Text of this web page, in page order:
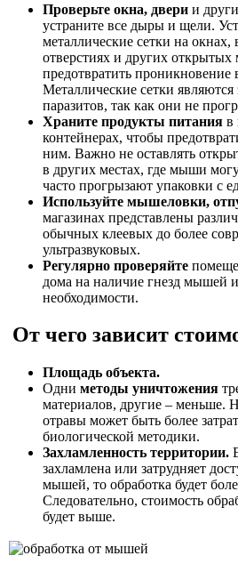
Проверьте окна, двери и
устраните все дыры и щели.
металлические сетки на
отверстиях и других открытых
предотвратить проникновение
Металлические сетки
паразитов, так как они не
Храните продукты питания в
контейнерах, чтобы
ним. Важно не оставлять
в других местах, где мыши
часто прогрызают упаковки с
Используйте мышеловки,
магазинах представлены
обычных клеевых до более
ультразвуковых.
Регулярно проверяйте
дома на наличие гнезд мышей
необходимости.
От чего зависит
Площадь объекта.
Одни методы уничтожения
материалов, другие – меньше.
отравы может быть более
биологической методики.
Захламленность территории.
захламлена или затрудняет
мышей, то обработка будет
Следовательно, стоимость
будет выше.